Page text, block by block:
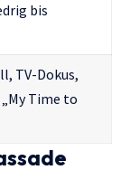
bis
TV-Dokus,
Time to